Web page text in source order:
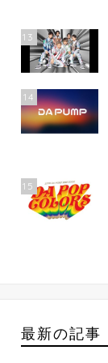
13
14
15
最新の記事